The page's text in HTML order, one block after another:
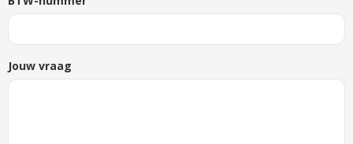
Jouw vraag